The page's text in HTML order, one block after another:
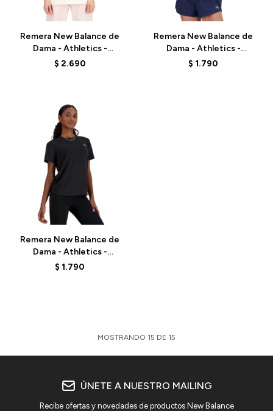
Remera New Balance de
Dama - Athletics -
WT33557GIE - BEIGE
$ 2.690
Remera New Balance de
Dama - Athletics -
WT41253AHH - ASHHEATH
$ 1.790
Talle
Remera New Balance de
Dama - Athletics -
WT41253BKH - BLACK
$ 1.790
Talle
MOSTRANDO 15 DE 15
ÚNETE A NUESTRO MAILING
Recibe ofertas y novedades de productos New Balance